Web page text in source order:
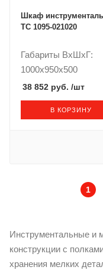
Шкаф
TС 1095-021020
Габариты ВxШxГ:
1000x950x500
38 852 руб. /шт
В КОРЗИНУ
1
Инструментальные и
конструкции с
хранения мелких